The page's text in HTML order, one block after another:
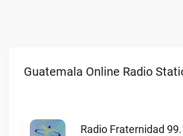
Guatemala Online Radio
Radio Fraternidad